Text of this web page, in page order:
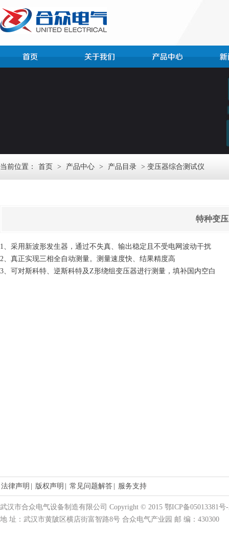
当前位置： 首页 > 产品中心 > 产品目录 > 变压器综合测试仪
特种变
1、采用新波形发生器，通过不失真、输出稳定且不受电网波动干扰
2、真正实现三相全自动测量。测量速度快、结果精度高
3、可对斯科特、逆斯科特及Z形绕组变压器进行测量，填补国内空白
法律声明 版权声明 常见问题解答 服务支持
武汉市合众电气设备制造有限公司 Copyright © 2015 鄂ICP备05013381号
地 址：武汉市黄陂区横店街富智路8号 合众电气产业园 邮 编：430300